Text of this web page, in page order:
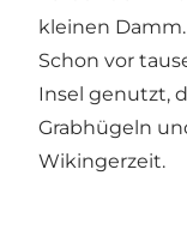
kleinen Damm.
Schon vor
Insel genutzt,
Grabhügeln
Wikingerzeit.